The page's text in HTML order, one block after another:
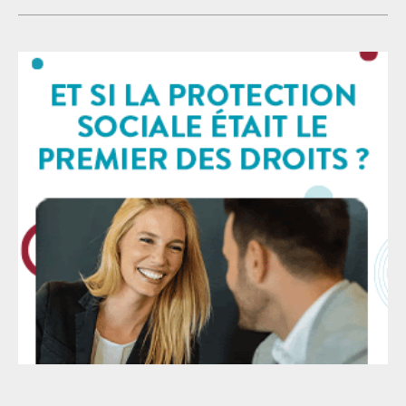
marqué par des années de sous-investissement
chronique, les orientations proposées par le
gouvernement choquent. La réduction des garanties
procédurales, la marginalisation du rôle des juges et
des audiences — notamment au détriment des jurys
populaires — ainsi que la remise en cause de
principes fondamentaux, tels que la protection des
données génétiques, constituent autant d’atteintes
graves à l’équilibre de notre système judiciaire. Cette
logique qui sous-tend le projet gouvernemental, déjà
l’œuvre dans plusieurs matières, et sera, à n’en pas
douter, progressivement étendue encore à d’autres :
pourquoi s’embarrasser d’une audience quand une
simili-négociation à la va-vite permet de mettre fin à
un litige ? A moyen terme, cette logique de gestion